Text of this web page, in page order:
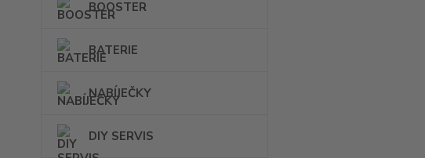
BOOSTER
BATERIE
NABÍJEČKY
DIY SERVIS